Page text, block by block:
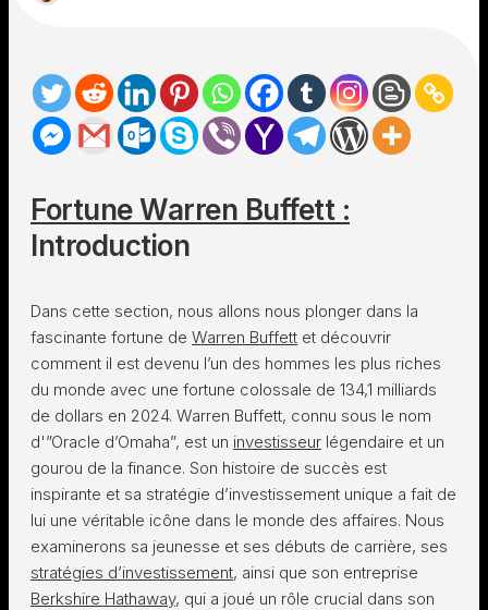
Fortune Warren Buffett :
Introduction
Dans cette section, nous allons nous plonger dans la
fascinante fortune de Warren Buffett et découvrir
comment il est devenu l’un des hommes les plus riches
du monde avec une fortune colossale de 134,1 milliards
de dollars en 2024. Warren Buffett, connu sous le nom
d'”Oracle d’Omaha”, est un investisseur légendaire et un
gourou de la finance. Son histoire de succès est
inspirante et sa stratégie d’investissement unique a fait de
lui une véritable icône dans le monde des affaires. Nous
examinerons sa jeunesse et ses débuts de carrière, ses
stratégies d’investissement, ainsi que son entreprise
Berkshire Hathaway, qui a joué un rôle crucial dans son